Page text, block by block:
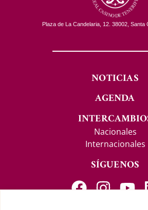
Plaza de La Candelaria, 12. 38002, Santa
NOTICIAS
AGENDA
Nacionales
Internacionales
SÍGUENOS